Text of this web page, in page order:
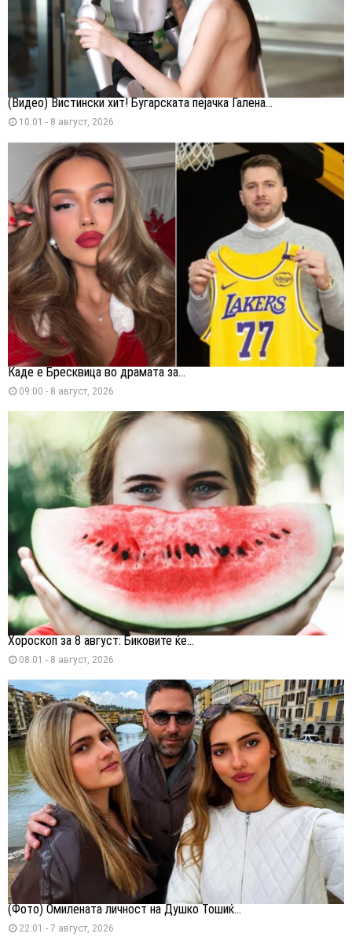
(Видео) Вистински хит! Бугарската пејачка Галена...
10:01 - 8 август, 2026
Каде е Бресквица во драмата за...
09:00 - 8 август, 2026
Хороскоп за 8 август: Биковите ќе...
08:01 - 8 август, 2026
(Фото) Омилената личност на Душко Тошиќ...
22:01 - 7 август, 2026